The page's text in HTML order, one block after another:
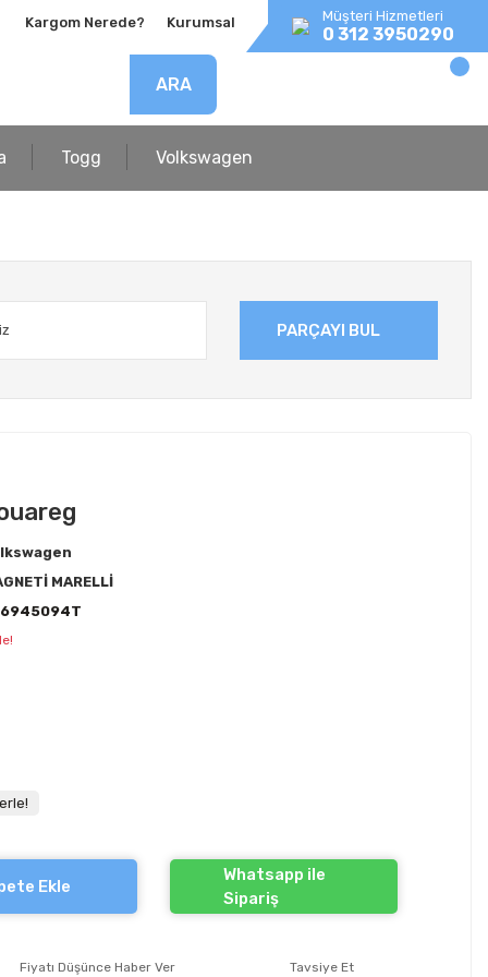
Kargom Nerede? Kurumsal Müşteri Hizmetleri
0 312 3950290
ARA
Togg Volkswagen
PARÇAYI BUL
MARELLİ
Ekle
Whatsapp ile
Sipariş
Fiyatı Düşünce Haber Ver Tavsiye Et